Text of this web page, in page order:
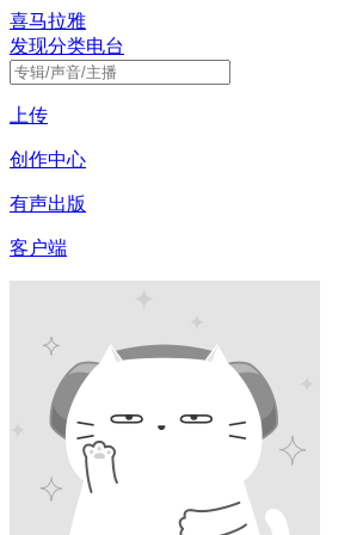
喜马拉雅
发现分类电台
上传
创作中心
有声出版
客户端